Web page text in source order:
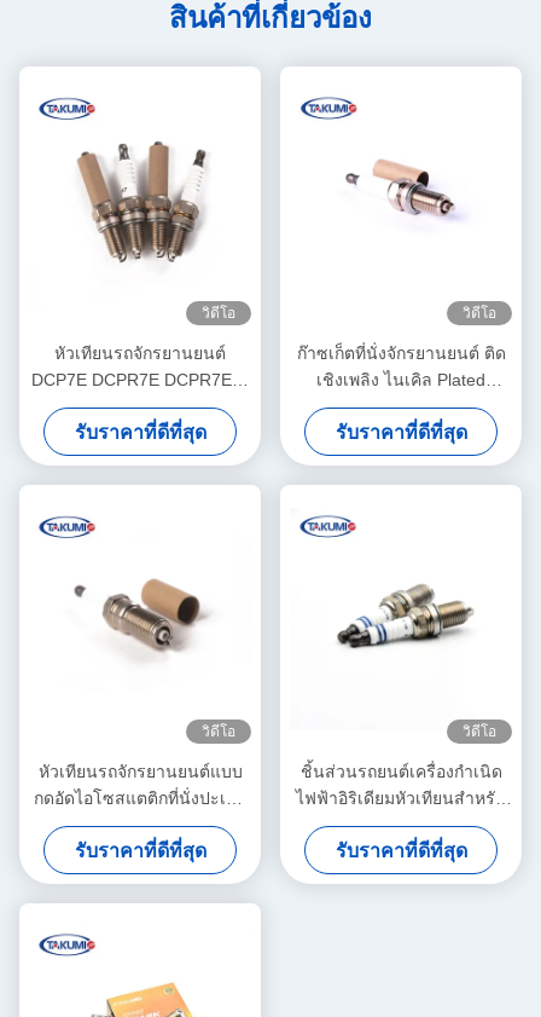
สินค้าที่เกี่ยวข้อง
วิดีโอ
หัวเทียนรถจักรยานยนต์
DCP7E DCPR7E DCPR7E-N
RA8HC RA6HC สำหรับเรือ
ยนต์โกคาร์ทรถจักรยานยนต์
ป่า
รับราคาที่ดีที่สุด
วิดีโอ
ก๊าซเก็ตที่นั่งจักรยานยนต์ ติด
เชิงเพลิง ไนเคิล Plated
Electrode สําหรับ 90CC
70CC
รับราคาที่ดีที่สุด
วิดีโอ
หัวเทียนรถจักรยานยนต์แบบ
กดอัดไอโซสแตติกที่นั่งปะเก็น
เซรามิก
รับราคาที่ดีที่สุด
วิดีโอ
ชิ้นส่วนรถยนต์เครื่องกำเนิด
ไฟฟ้าอิริเดียมหัวเทียนสำหรับ
Toyoya รถก๊าซเครื่องยนต์
Cdha / Cdhb แทนที่สำหรับ
5503 DR14YP
รับราคาที่ดีที่สุด